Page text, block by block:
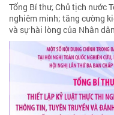
Tổng Bí thư, Chủ tịch nước
nghiêm minh; tăng cường
và sự hài lòng của Nhân